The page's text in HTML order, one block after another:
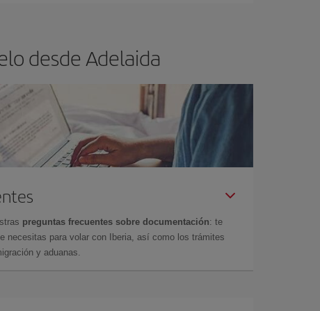
desde Adelaida
preguntas frecuentes sobre documentación: te
necesitas para volar con Iberia, así como los trámites
y aduanas.